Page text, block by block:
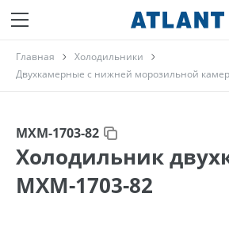
Главная
Холодильники
Двухкамерные с нижней морозильной
МХМ-1703-82
Холодильник
МХМ-1703-82